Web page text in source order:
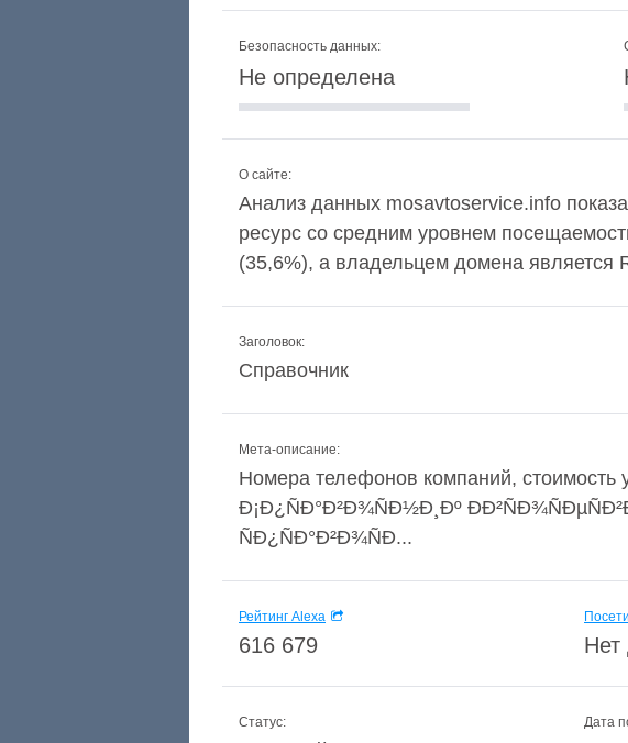
Безопасность данных:
Не определена
О сайте:
Анализ данных mosavtoservice.info
ресурс со средним уровнем
(35,6%), а владельцем домена является
Заголовок:
Справочник
Мета-описание:
Номера телефонов компаний, стоимость
Ð¡Ð¿ÑÐ°Ð²Ð¾ÑÐ½Ð¸Ðº
ÑÐ¿ÑÐ°Ð²Ð¾ÑÐ...
Рейтинг Alexa
616 679 Нет
Статус: Дата